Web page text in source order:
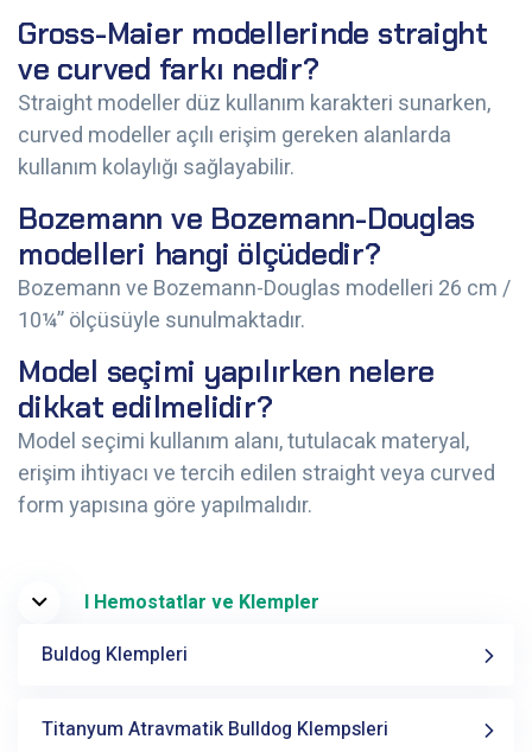
Gross-Maier modellerinde straight
ve curved farkı nedir?
Straight modeller düz kullanım karakteri sunarken,
curved modeller açılı erişim gereken alanlarda
kullanım kolaylığı sağlayabilir.
Bozemann ve Bozemann-Douglas
modelleri hangi ölçüdedir?
Bozemann ve Bozemann-Douglas modelleri 26 cm /
10¼” ölçüsüyle sunulmaktadır.
Model seçimi yapılırken nelere
dikkat edilmelidir?
Model seçimi kullanım alanı, tutulacak materyal,
erişim ihtiyacı ve tercih edilen straight veya curved
form yapısına göre yapılmalıdır.
I Hemostatlar ve Klempler
Buldog Klempleri
Titanyum Atravmatik Bulldog Klempsleri